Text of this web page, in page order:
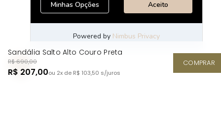
Sandália Salto Alto Couro Preta
R$ 690,00
R$ 207,00ou 2x de R$ 103,50 s/juros
COMPRAR